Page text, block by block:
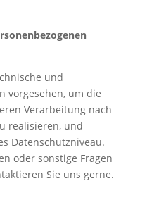
und
vorgesehen, um die
Verarbeitung nach
realisieren, und
Datenschutzniveau.
oder sonstige Fragen
Sie uns gerne.